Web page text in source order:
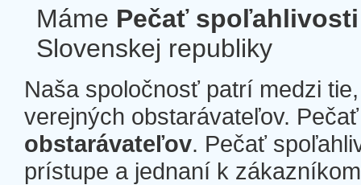
Máme Pečať spoľahlivosti
Slovenskej republiky
Naša spoločnosť patrí medzi
verejných obstarávateľov.
obstarávateľov. Pečať
prístupe a jednaní k